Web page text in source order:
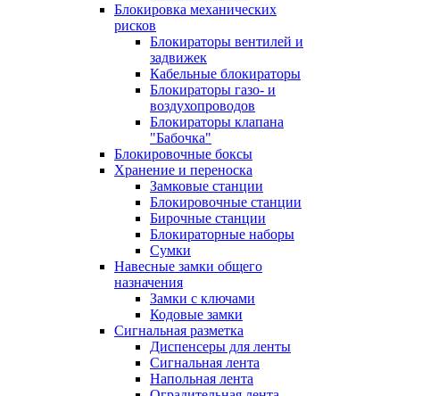
Блокировка механических
рисков
Блокираторы вентилей и
задвижек
Кабельные блокираторы
Блокираторы газо- и
воздухопроводов
Блокираторы клапана
"Бабочка"
Блокировочные боксы
Хранение и переноска
Замковые станции
Блокировочные станции
Бирочные станции
Блокираторные наборы
Сумки
Навесные замки общего
назначения
Замки с ключами
Кодовые замки
Сигнальная разметка
Диспенсеры для ленты
Сигнальная лента
Напольная лента